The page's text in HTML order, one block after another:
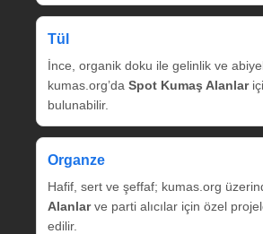
Tül
İnce, organik doku ile gelinlik ve
kumas.org’da Spot Kumaş Alanlar
bulunabilir.
Organze
Hafif, sert ve şeffaf; kumas.org
Alanlarve parti alıcılar için özel
edilir.